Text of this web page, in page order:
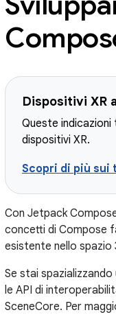
Dispositivi XR
Queste
dispositivi XR.
Scopri di più
Con Jetpack
concetti di Compose
esistente nello spazio
Se stai
le API di
SceneCore. Per